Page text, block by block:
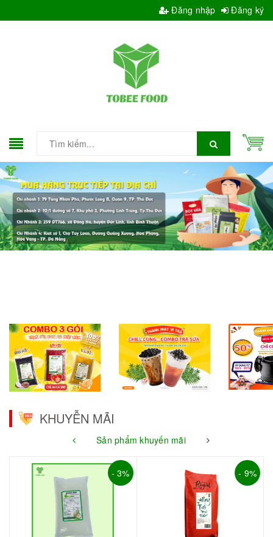
Đăng nhập Đăng ký
KHUYỄN MÃI
Sản phẩm khuyến mãi
- 3% - 9%